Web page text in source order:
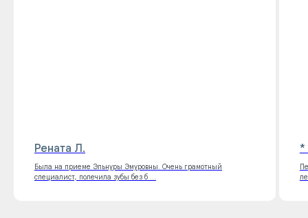
Рената Л.
Была на приеме Эльнуры Эмуровны. Очень грамотный
специалист, полечила зубы без б ...
*